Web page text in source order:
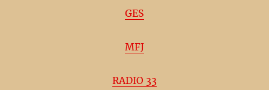
GES
MFJ
RADIO 33